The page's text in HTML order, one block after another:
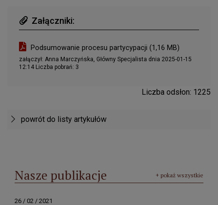
Załączniki:
nazwa załącznika
Podsumowanie procesu partycypacji wielkość załącznika
(1,16 MB)
załączył: Anna Marczyńska, Główny Specjalista dnia 2025-01-15
12:14 Liczba pobrań: 3
Liczba odsłon: 1225
powrót do listy artykułów
Nasze publikacje + pokaż wszystkie
26 / 02 / 2021